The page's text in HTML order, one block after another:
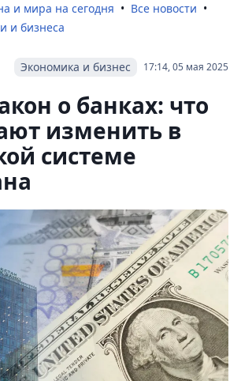
и мира на сегодня
Все новости
и бизнеса
17:14, 05 мая 2025
Экономика и бизнес
о банках: что
изменить в
системе